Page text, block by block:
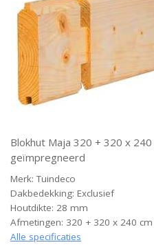
Blokhut Maja 320 + 320 x
geïmpregneerd
Merk: Tuindeco
Dakbedekking: Exclusief
Houtdikte: 28 mm
Afmetingen: 320 + 320 x 240 cm
Alle specificaties